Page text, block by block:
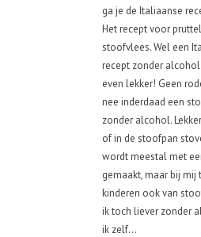
ga je de Italiaanse
Het recept voor
stoofvlees. Wel een
recept zonder
even lekker! Geen
nee inderdaad een
zonder alcohol.
of in de stoofpan
wordt meestal met
gemaakt, maar bij mij
kinderen ook van
ik toch liever zonder
ik zelf...